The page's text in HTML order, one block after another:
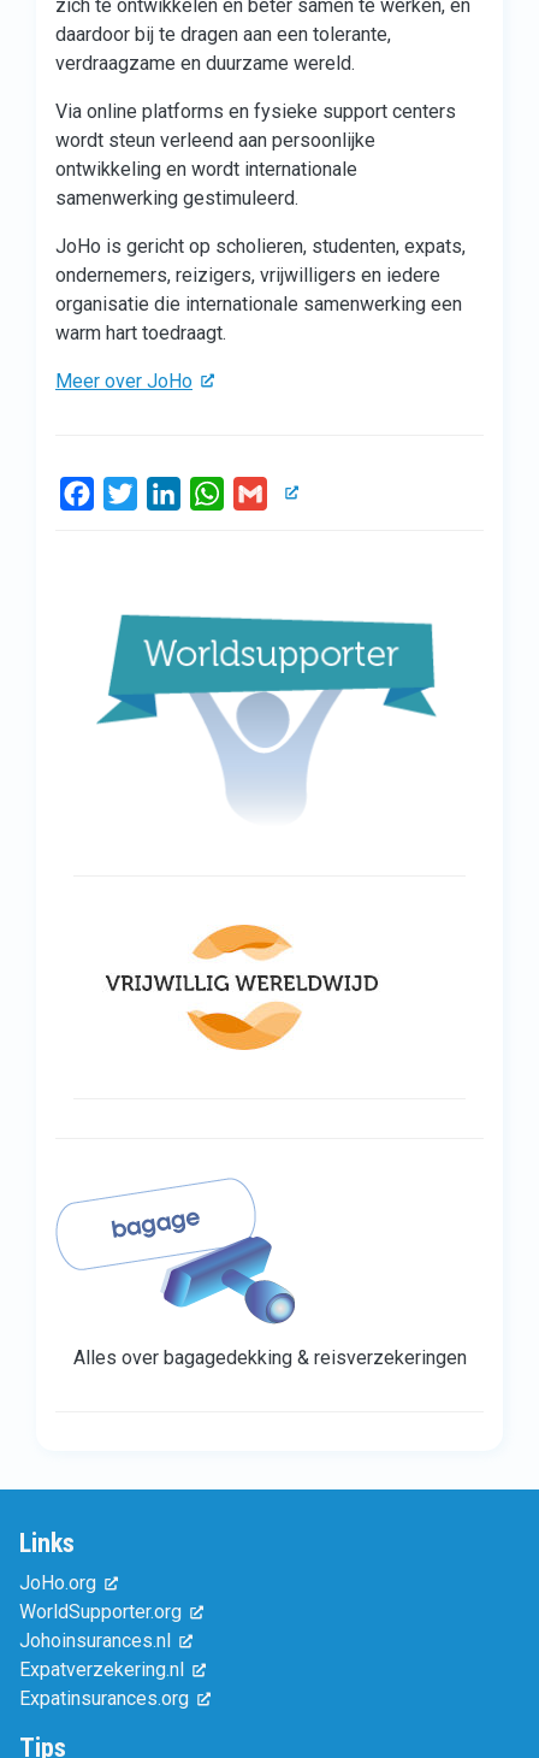
zich te ontwikkelen en beter samen te werken, en
daardoor bij te dragen aan een tolerante,
verdraagzame en duurzame wereld.
Via online platforms en fysieke support centers
wordt steun verleend aan persoonlijke
ontwikkeling en wordt internationale
samenwerking gestimuleerd.
JoHo is gericht op scholieren, studenten, expats,
ondernemers, reizigers, vrijwilligers en iedere
organisatie die internationale samenwerking een
warm hart toedraagt.
Meer over JoHo
FacebookTwitterLinkedInWhatsApp
Gmail
Alles over bagagedekking & reisverzekeringen
Links
JoHo.org
WorldSupporter.org
Johoinsurances.nl
Expatverzekering.nl
Expatinsurances.org
Tips